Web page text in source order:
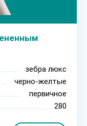
зебра люкс
черно-желтые
первичное
280